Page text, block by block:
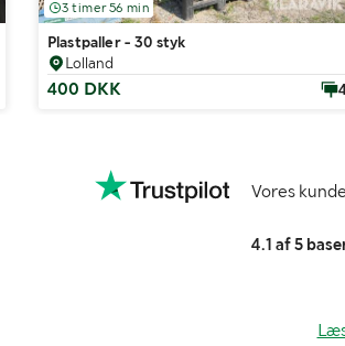
3 timer 56 min
Plastpaller - 30 styk
Lolland
400 DKK
Vores
4.1 af 5